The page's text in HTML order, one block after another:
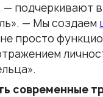
— подчеркивают в
— Мы создаем
просто
современные